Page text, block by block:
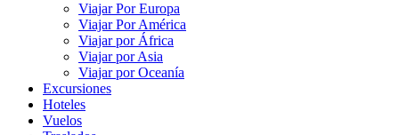
Viajar Por Europa
Viajar Por América
Viajar por África
Viajar por Asia
Viajar por Oceanía
Excursiones
Hoteles
Vuelos